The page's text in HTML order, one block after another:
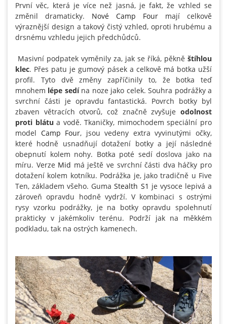
První věc, která je více než jasná, je fakt, že vzhled se
změnil dramaticky. Nové Camp Four mají celkově
výraznější design a takový čistý vzhled, oproti hrubému a
drsnému vzhledu jejich předchůdců.
Masivní podpatek vyměnily za, jak se říká, pěkně štíhlou
klec. Přes patu je gumový pásek a celkově má botka užší
profil. Tyto dvě změny zapříčinily to, že botka teď
mnohem lépe sedína noze jako celek. Souhra podrážky a
svrchní části je opravdu fantastická. Povrch botky byl
zbaven větracích otvorů, což značně zvyšuje odolnost
proti blátu a vodě. Tkaničky, mimochodem speciální pro
model Camp Four, jsou vedeny extra vyvinutými očky,
které hodně usnadňují dotažení botky a její následné
obepnutí kolem nohy. Botka poté sedí doslova jako na
míru. Verze Mid má ještě ve svrchní části dva háčky pro
dotažení kolem kotníku. Podrážka je, jako tradičně u Five
Ten, základem všeho. GumaStealth S1 je vysoce lepivá a
zároveň opravdu hodně vydrží. V kombinaci s ostrými
rysy vzorku podrážky, je na botky opravdu spolehnutí
prakticky v jakémkoliv terénu. Podrží jak na měkkém
podkladu, tak na ostrých kamenech.